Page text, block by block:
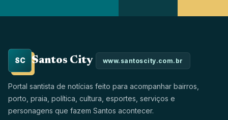
SC Santos City www.santoscity.com.br
Portal santista de notícias feito para acompanhar bairros,
porto, praia, política, cultura, esportes, serviços e
personagens que fazem Santos acontecer.